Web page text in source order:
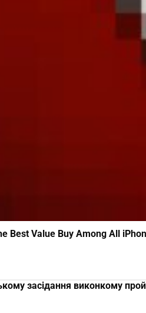
Best Value Buy Among All
засідання виконкому